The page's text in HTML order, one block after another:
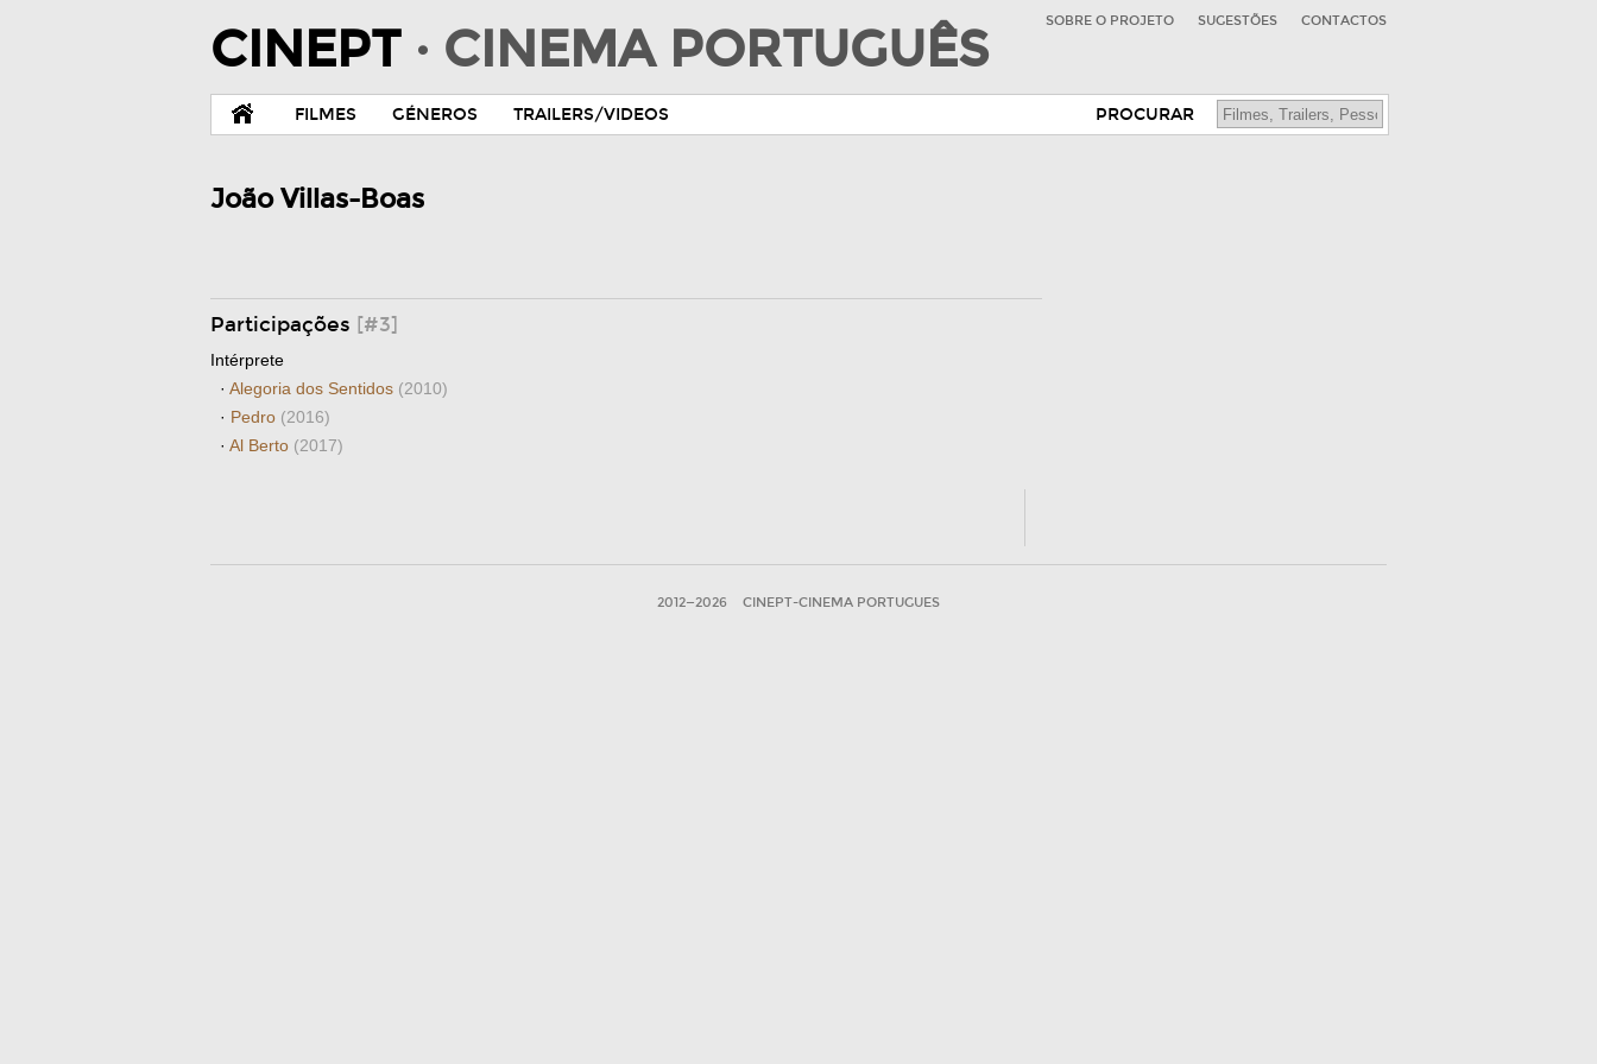
CINEPT · CINEMA PORTUGUÊS SOBRE O PROJETO SUGESTÕES CONTACTOS
FILMES GÉNEROS TRAILERS/VIDEOS PROCURAR
João Villas-Boas
Participações [#3]
Intérprete
· Alegoria dos Sentidos (2010)
· Pedro (2016)
· Al Berto (2017)
2012—2026 CINEPT-CINEMA PORTUGUES